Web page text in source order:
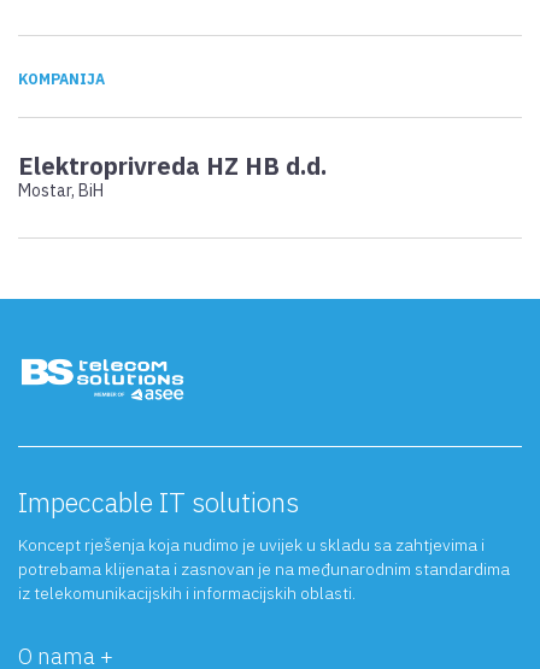
KOMPANIJA
Elektroprivreda HZ HB d.d.
Mostar, BiH
O nama +
Impeccable IT solutions
Koncept rješenja koja nudimo je uvijek u skladu sa zahtjevima i
potrebama klijenata i zasnovan je na međunarodnim standardima
iz telekomunikacijskih i informacijskih oblasti.